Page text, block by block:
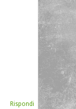
Rispondi